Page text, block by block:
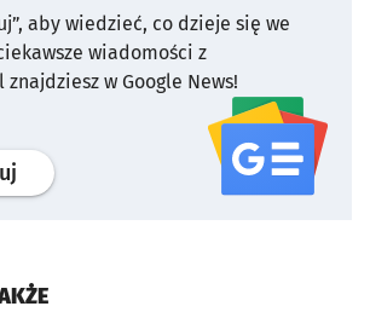
aby wiedzieć, co dzieje się we
wiadomości z
w Google News!
profil serwisu